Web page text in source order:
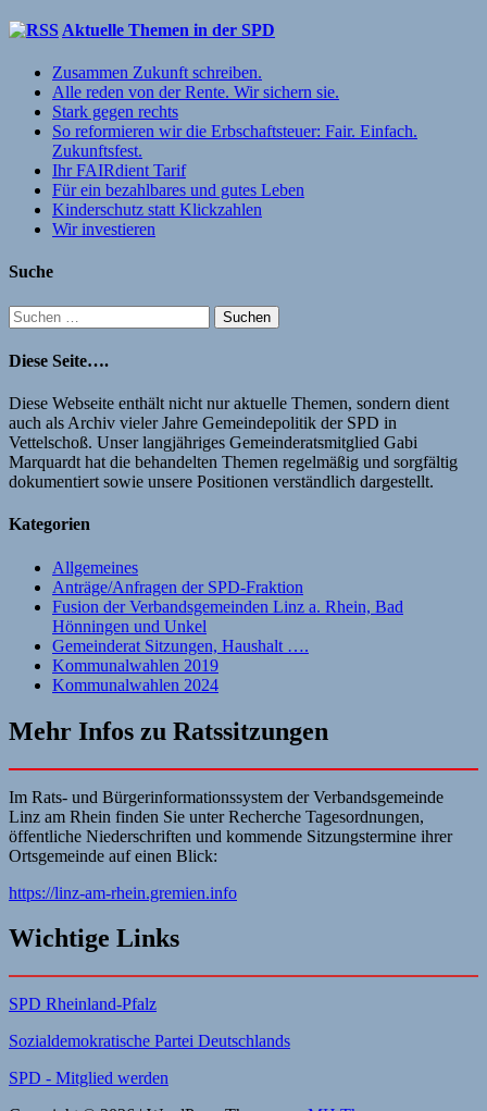
Aktuelle Themen in der SPD
Zusammen Zukunft schreiben.
Alle reden von der Rente. Wir sichern sie.
Stark gegen rechts
So reformieren wir die Erbschaftsteuer: Fair. Einfach.
Zukunftsfest.
Ihr FAIRdient Tarif
Für ein bezahlbares und gutes Leben
Kinderschutz statt Klickzahlen
Wir investieren
Suche
Suchen
nach:
Diese Seite….
Diese Webseite enthält nicht nur aktuelle Themen, sondern dient
auch als Archiv vieler Jahre Gemeindepolitik der SPD in
Vettelschoß. Unser langjähriges Gemeinderatsmitglied Gabi
Marquardt hat die behandelten Themen regelmäßig und sorgfältig
dokumentiert sowie unsere Positionen verständlich dargestellt.
Kategorien
Allgemeines
Anträge/Anfragen der SPD-Fraktion
Fusion der Verbandsgemeinden Linz a. Rhein, Bad
Hönningen und Unkel
Gemeinderat Sitzungen, Haushalt ….
Kommunalwahlen 2019
Kommunalwahlen 2024
Mehr Infos zu Ratssitzungen
Im Rats- und Bürgerinformationssystem der Verbandsgemeinde
Linz am Rhein finden Sie unter Recherche Tagesordnungen,
öffentliche Niederschriften und kommende Sitzungstermine ihrer
Ortsgemeinde auf einen Blick:
https://linz-am-rhein.gremien.info
Wichtige Links
SPD Rheinland-Pfalz
Sozialdemokratische Partei Deutschlands
SPD - Mitglied werden